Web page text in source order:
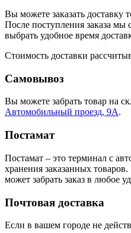
Вы можете заказать доставку
После поступления заказа
выбрать удобное время
Стоимость доставки
Самовывоз
Вы можете забрать товар на
Автомобильный проезд, 9А.
Постамат
Постамат – это терминал с
хранения заказанных
может забрать заказ в любое
Почтовая доставка
Если в вашем городе не